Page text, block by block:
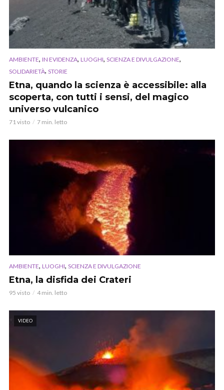
AMBIENTE, IN EVIDENZA, LUOGHI, SCIENZA E DIVULGAZIONE,
SOLIDARIETÀ, STORIE
Etna, quando la scienza è accessibile: alla
scoperta, con tutti i sensi, del magico
universo vulcanico
71 visto 7 min. letto
AMBIENTE, LUOGHI, SCIENZA E DIVULGAZIONE
Etna, la disfida dei Crateri
95 visto 4 min. letto
VIDEO